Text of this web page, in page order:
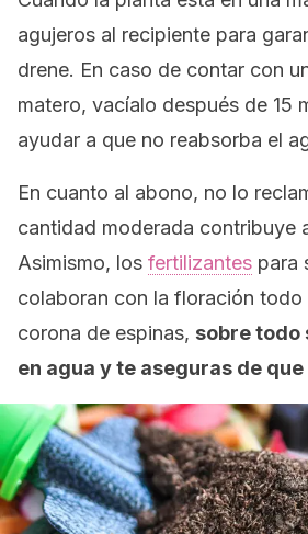
agujeros al recipiente para
drene. En caso de contar con
matero, vacíalo después de 15
ayudar a que no reabsorba el
En cuanto al abono, no lo
cantidad moderada contribuye
Asimismo, los fertilizantes para
colaboran con la floración todo
corona de espinas, sobre todo
en agua y te aseguras de